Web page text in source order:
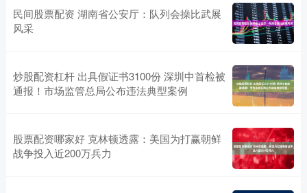
民间股票配资 湖南省公安厅：队列会操比武展
风采
炒股配资杠杆 出具假证书3100份 深圳中首检被
通报！市场监管总局公布违法典型案例
股票配资哪家好 克林顿透露：美国为打赢朝鲜
战争投入近200万兵力